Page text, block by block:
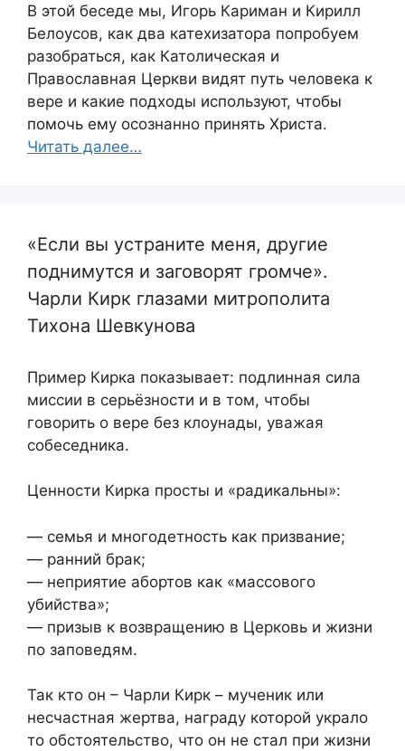
В этой беседе мы, Игорь Кариман и Кирилл
Белоусов, как два катехизатора попробуем
разобраться, как Католическая и
Православная Церкви видят путь человека к
вере и какие подходы используют, чтобы
помочь ему осознанно принять Христа.
Читать далее…
«Если вы устраните меня, другие
поднимутся и заговорят громче».
Чарли Кирк глазами митрополита
Тихона Шевкунова
Пример Кирка показывает: подлинная сила
миссии в серьёзности и в том, чтобы
говорить о вере без клоунады, уважая
собеседника.
Ценности Кирка просты и «радикальны»:
— семья и многодетность как призвание;
— ранний брак;
— неприятие абортов как «массового
убийства»;
— призыв к возвращению в Церковь и жизни
по заповедям.
Так кто он – Чарли Кирк – мученик или
несчастная жертва, награду которой украло
то обстоятельство, что он не стал при жизни